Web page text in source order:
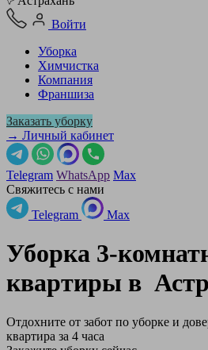
Войти
Уборка
Химчистка
Компания
Франшиза
Заказать уборку
→ Личный кабинет
Telegram WhatsApp Max
Свяжитесь с нами
Telegram
Max
Уборка 3-
квартиры в
Отдохните от забот по уборке и
квартира за 4 часа